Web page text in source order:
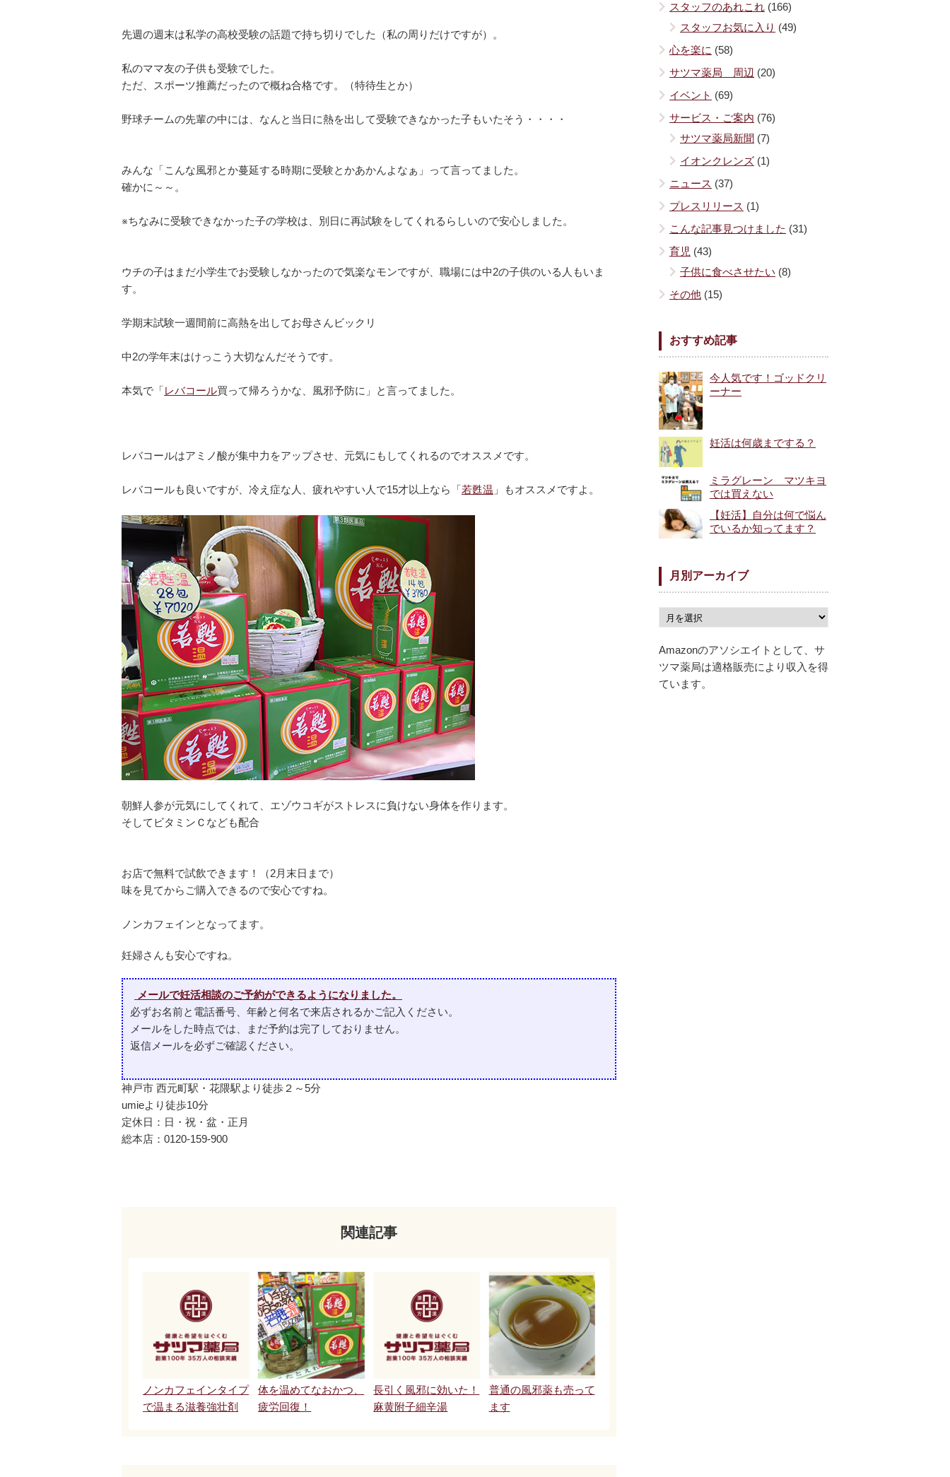
先週の週末は私学の高校受験の話題で持ち切りでした（私の周りだけですが）。
私のママ友の子供も受験でした。
ただ、スポーツ推薦だったので概ね合格です。（特待生とか）
野球チームの先輩の中には、なんと当日に熱を出して受験できなかった子もいたそう・・・・
みんな「こんな風邪とか蔓延する時期に受験とかあかんよなぁ」って言ってました。
確かに～～。
※ちなみに受験できなかった子の学校は、別日に再試験をしてくれるらしいので安心しました。
ウチの子はまだ小学生でお受験しなかったので気楽なモンですが、職場には中2の子供のいる人もいま
す。
学期末試験一週間前に高熱を出してお母さんビックリ
中2の学年末はけっこう大切なんだそうです。
本気で「レバコール買って帰ろうかな、風邪予防に」と言ってました。
レバコールはアミノ酸が集中力をアップさせ、元気にもしてくれるのでオススメです。
レバコールも良いですが、冷え症な人、疲れやすい人で15才以上なら「若甦温 」もオススメですよ。
朝鮮人参が元気にしてくれて、エゾウコギがストレスに負けない身体を作ります。
そしてビタミンＣなども配合
お店で無料で試飲できます！（2月末日まで）
味を見てからご購入できるので安心ですね。
ノンカフェインとなってます。
妊婦さんも安心ですね。
メールで妊活相談のご予約ができるようになりました。
必ずお名前と電話番号、年齢と何名で来店されるかご記入ください。
メールをした時点では、まだ予約は完了しておりません。
返信メールを必ずご確認ください。
神戸市 西元町駅・花隈駅より徒歩２～5分
umieより徒歩10分
定休日：日・祝・盆・正月
総本店： 0120-159-900
関連記事
ノンカフェインタイプ
で温まる滋養強壮剤
体を温めてなおかつ、
疲労回復！
長引く風邪に効いた！
麻黄附子細辛湯
普通の風邪薬も売って
ます
スタッフのあれこれ (166)
スタッフお気に入り (49)
心を楽に (58)
サツマ薬局 周辺 (20)
イベント (69)
サービス・ご案内 (76)
サツマ薬局新聞 (7)
イオンクレンズ (1)
ニュース (37)
プレスリリース (1)
こんな記事見つけました (31)
育児 (43)
子供に食べさせたい (8)
その他 (15)
おすすめ記事
今人気です！ゴッドクリ
ーナー
妊活は何歳までする？
ミラグレーン マツキヨ
では買えない
【妊活】自分は何で悩ん
でいるか知ってます？
月別アーカイブ
Amazonのアソシエイトとして、サ
ツマ薬局は適格販売により収入を得
ています。